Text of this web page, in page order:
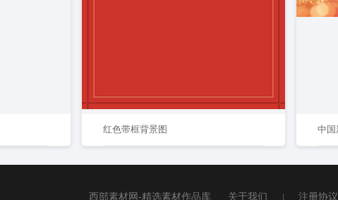
红色带框背景图
西部素材网-精选素材作品库 关于我们 | 注册协议